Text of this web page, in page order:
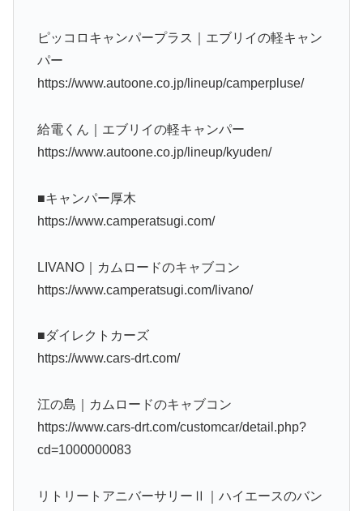
ピッコロキャンパープラス｜エブリイの軽キャン
パー
https://www.autoone.co.jp/lineup/camperpluse/
給電くん｜エブリイの軽キャンパー
https://www.autoone.co.jp/lineup/kyuden/
■キャンパー厚木
https://www.camperatsugi.com/
LIVANO｜カムロードのキャブコン
https://www.camperatsugi.com/livano/
■ダイレクトカーズ
https://www.cars-drt.com/
江の島｜カムロードのキャブコン
https://www.cars-drt.com/customcar/detail.php?
cd=1000000083
リトリートアニバーサリーⅡ｜ハイエースのバン